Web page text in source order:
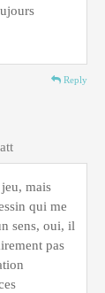
Reply
mais
qui me
sens, oui, il
pas